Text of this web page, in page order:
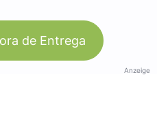
de Entrega
Anzeige